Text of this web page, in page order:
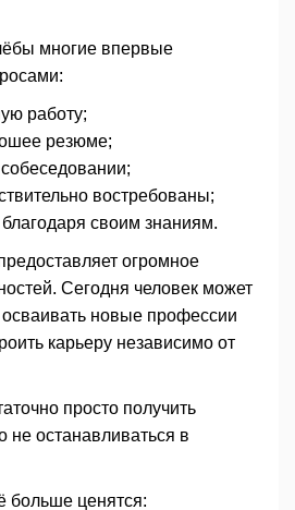
многие впервые
работу;
резюме;
востребованы;
своим знаниям.
огромное
Сегодня человек может
осваивать новые профессии
карьеру независимо от
просто получить
не останавливаться в
больше ценятся: